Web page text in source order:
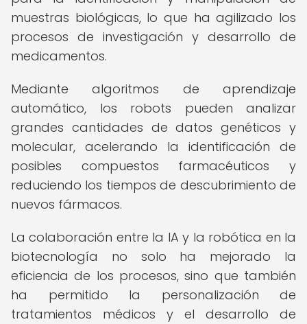
muestras biológicas, lo que ha agilizado los
procesos de investigación y desarrollo de
medicamentos.
Mediante algoritmos de aprendizaje
automático, los robots pueden analizar
grandes cantidades de datos genéticos y
molecular, acelerando la identificación de
posibles compuestos farmacéuticos y
reduciendo los tiempos de descubrimiento de
nuevos fármacos.
La colaboración entre la IA y la robótica en la
biotecnología no solo ha mejorado la
eficiencia de los procesos, sino que también
ha permitido la personalización de
tratamientos médicos y el desarrollo de